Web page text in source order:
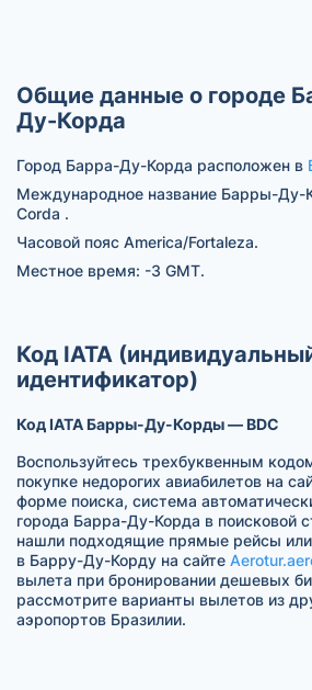
Общие данные о городе
Ду-Корда
Город Барра-Ду-Корда расположен в
Международное название Барры-
Corda .
Часовой пояс America/Fortaleza.
Местное время: -3 GMT.
Код IATA
идентификатор)
Код IATA Барры-Ду-Корды — BDC
Воспользуйтесь трехбуквенным
покупке недорогих авиабилетов на
форме поиска, система
города Барра-Ду-Корда в поисковой
нашли подходящие прямые рейсы
в Барру-Ду-Корду на сайте
вылета при бронировании дешевых
рассмотрите варианты вылетов из
аэропортов Бразилии.